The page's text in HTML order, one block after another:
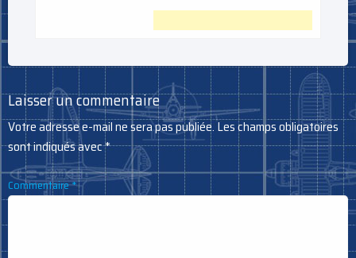
Laisser un commentaire
Votre adresse e-mail ne sera pas publiée.Les champs obligatoires
sont indiqués avec*
Commentaire*